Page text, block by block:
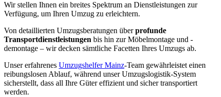
Wir stellen Ihnen ein breites Spektrum an Dienstleistungen zur
Verfügung, um Ihren Umzug zu erleichtern.
Von detaillierten Umzugsberatungen überprofunde
Transportdienstleistungen bis hin zur Möbelmontage und -
demontage – wir decken sämtliche Facetten Ihres Umzugs ab.
Unser erfahrenes Umzugshelfer Mainz-Team gewährleistet einen
reibungslosen Ablauf, während unser Umzugslogistik-System
sicherstellt, dass all Ihre Güter effizient und sicher transportiert
werden.